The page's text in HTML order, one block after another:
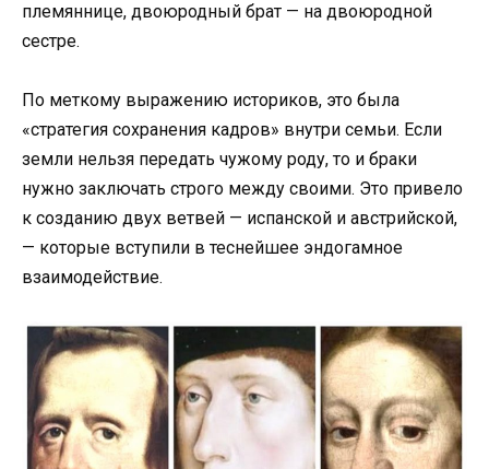
племяннице, двоюродный брат — на двоюродной
сестре.
По меткому выражению историков, это была
«стратегия сохранения кадров» внутри семьи. Если
земли нельзя передать чужому роду, то и браки
нужно заключать строго между своими. Это привело
к созданию двух ветвей — испанской и австрийской,
— которые вступили в теснейшее эндогамное
взаимодействие.